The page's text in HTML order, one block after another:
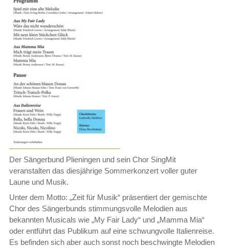
Der Sängerbund Plieningen und sein Chor SingMit
veranstalten das diesjährige Sommerkonzert voller guter
Laune und Musik.
Unter dem Motto: „Zeit für Musik“ präsentiert der gemischte
Chor des Sängerbunds stimmungsvolle Melodien aus
bekannten Musicals wie „My Fair Lady“ und „Mamma Mia“
oder entführt das Publikum auf eine schwungvolle Italienreise.
Es befinden sich aber auch sonst noch beschwingte Melodien